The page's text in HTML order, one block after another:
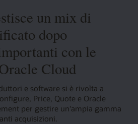
un mix di
dopo
con le
Cloud
e software si è rivolta a
Price, Quote e Oracle
per gestire un'ampia gamma
acquisizioni.